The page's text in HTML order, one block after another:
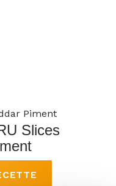
Piment
Slices